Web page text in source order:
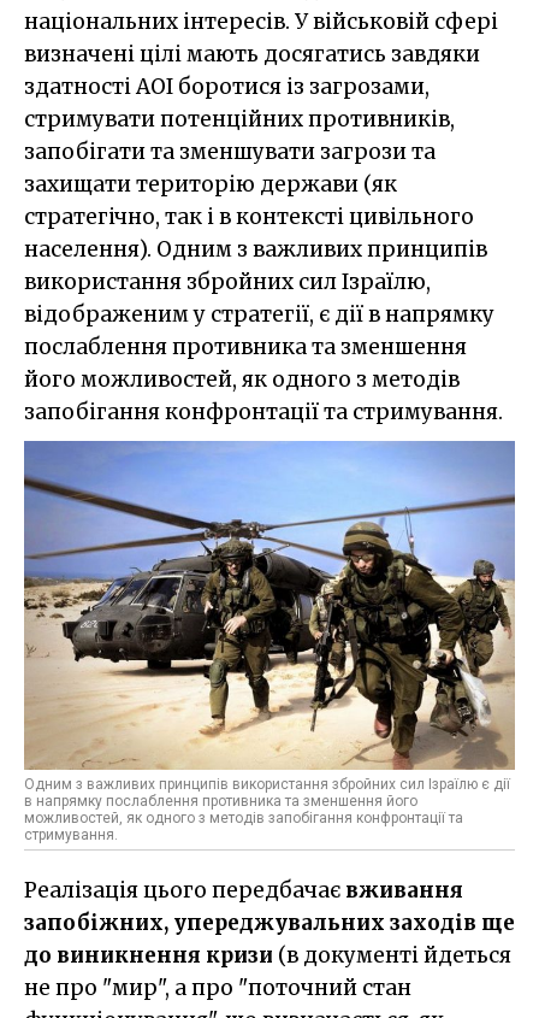
національних інтересів. У військовій сфері
визначені цілі мають досягатись завдяки
здатності АОІ боротися із загрозами,
стримувати потенційних противників,
запобігати та зменшувати загрози та
захищати територію держави (як
стратегічно, так і в контексті цивільного
населення). Одним з важливих принципів
використання збройних сил Ізраїлю,
відображеним у стратегії, є дії в напрямку
послаблення противника та зменшення
його можливостей, як одного з методів
запобігання конфронтації та стримування.
Одним з важливих принципів використання збройних сил Ізраїлю є дії
в напрямку послаблення противника та зменшення його
можливостей, як одного з методів запобігання конфронтації та
стримування.
Реалізація цього передбачає вживання
запобіжних, упереджувальних заходів ще
до виникнення кризи (в документі йдеться
не про "мир", а про "поточний стан